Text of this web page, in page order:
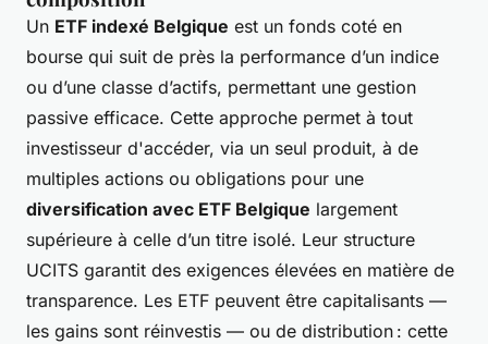
Un ETF indexé Belgique est un fonds coté en
bourse qui suit de près la performance d’un indice
ou d’une classe d’actifs, permettant une gestion
passive efficace. Cette approche permet à tout
investisseur d'accéder, via un seul produit, à de
multiples actions ou obligations pour une
diversification avec ETF Belgique largement
supérieure à celle d’un titre isolé. Leur structure
UCITS garantit des exigences élevées en matière de
transparence. Les ETF peuvent être capitalisants —
les gains sont réinvestis — ou de distribution : cette